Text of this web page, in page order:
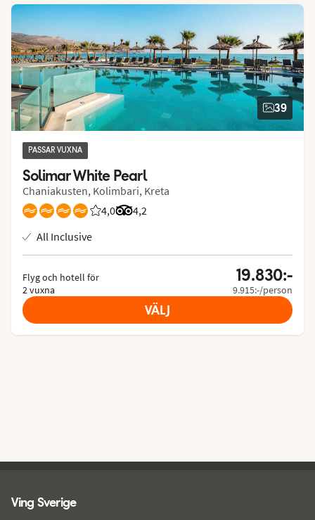
39
PASSAR VUXNA
Solimar White Pearl
Chaniakusten, Kolimbari, Kreta
4,0
Betyg från Vings gäster: 4/5
4,2
Betyg från Tripadvisor: 4.2 of 5
All Inclusive
Flyg och hotell för
2 vuxna
19.830:-
9.915:-/person
VÄLJ
Ving Sverige